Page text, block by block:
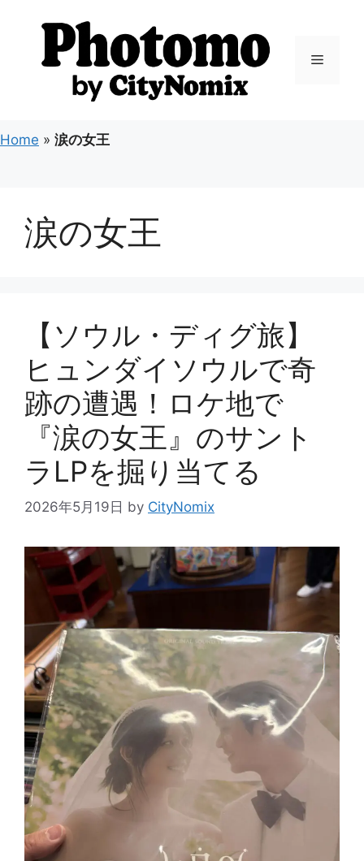
ス
キ
メ
Home » 涙の女王
涙の女王
【ソウル・ディグ旅】
ヒュンダイソウルで奇
跡の遭遇！ロケ地で
『涙の女王』のサント
ラLPを掘り当てる
2026年5月19日 by CityNomix